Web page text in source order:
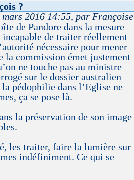
?
mars 2016 14:55, par Françoise
de Pandore dans la mesure
de traiter réellement
nécessaire pour mener
la commission émet justement
ne touche pas au ministre
sur le dossier australien
pédophilie dans l’Eglise ne
ça se pose là.
la préservation de son image
les traiter, faire la lumière sur
indéfiniment. Ce qui se